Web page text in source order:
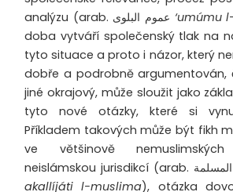
analýzu (arab.
‘umúmu
doba vytváří společenský tlak na
tyto situace a proto i názor, který
dobře a podrobně argumentován,
jiné okrajový, může sloužit jako
tyto nové otázky, které si
Příkladem takových může být fikh
ve většinově
neislámskou jurisdikcí (arab.
akallíjáti l-muslima), otázka